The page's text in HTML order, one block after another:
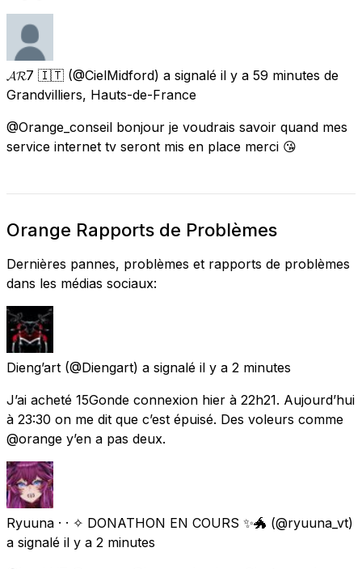
𝓐𝓡7 🇮🇹 (@CielMidford) a signalé il y a 59 minutes de
Grandvilliers, Hauts-de-France
@Orange_conseil bonjour je voudrais savoir quand mes
service internet tv seront mis en place merci 😘
Orange Rapports de Problèmes
Dernières pannes, problèmes et rapports de problèmes
dans les médias sociaux:
Dieng’art (@Diengart) a signalé il y a 2 minutes
J’ai acheté 15Gonde connexion hier à 22h21. Aujourd’hui
à 23:30 on me dit que c’est épuisé. Des voleurs comme
@orange y’en a pas deux.
Ryuuna · · ✧ DONATHON EN COURS ✨🐲 (@ryuuna_vt)
a signalé il y a 2 minutes